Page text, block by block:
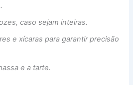
caso sejam inteiras.
e xícaras para garantir precisão
e a tarte.